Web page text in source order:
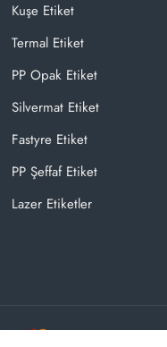
Kuşe Etiket
Termal Etiket
PP Opak Etiket
Silvermat Etiket
Fastyre Etiket
PP Şeffaf Etiket
Lazer Etiketler